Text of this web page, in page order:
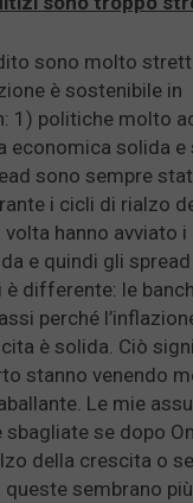
sono molto
è sostenibile in
1) politiche molto
economica solida e
sono sempre
i cicli di rialzo
hanno avviato
e quindi gli spread
differente: le
perché
è solida. Ciò
stanno venendo
Le mie
sbagliate se dopo
della crescita o
sembrano